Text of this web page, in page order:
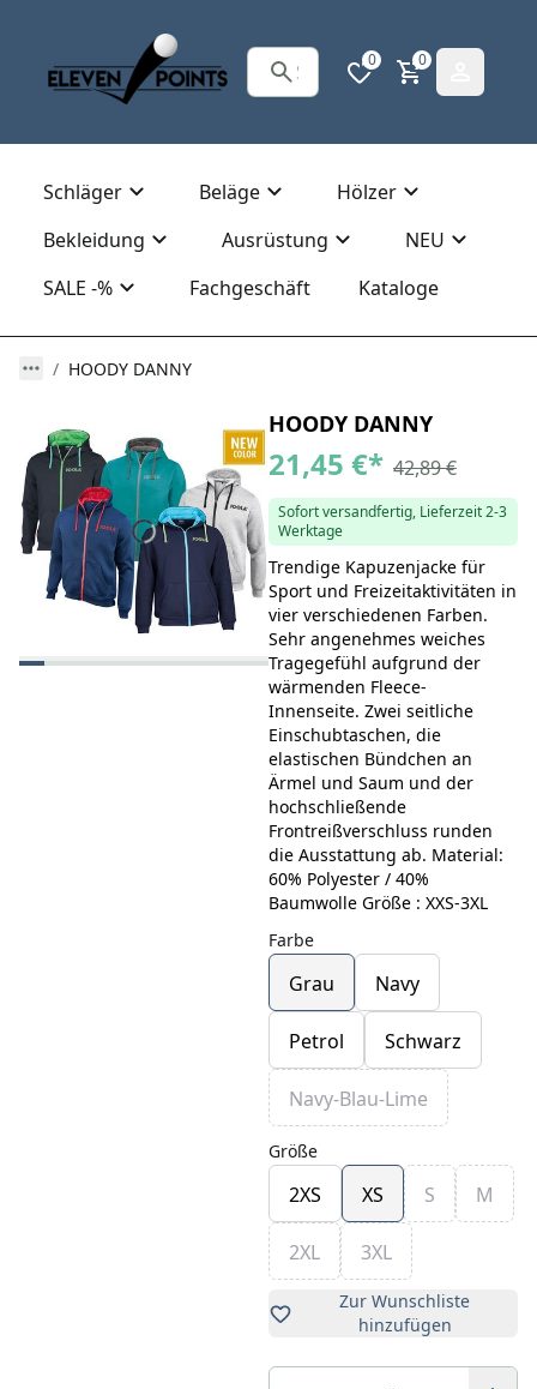
0 0
Schläger Beläge
Hölzer
Bekleidung
Ausrüstung
NEU
SALE -%
Fachgeschäft Kataloge
HOODY DANNY
HOODY DANNY
21,45 €* 42,89 €
Sofort versandfertig, Lieferzeit 2-3
Werktage
Trendige Kapuzenjacke für
Sport und Freizeitaktivitäten in
vier verschiedenen Farben.
Sehr angenehmes weiches
Tragegefühl aufgrund der
wärmenden Fleece-
Innenseite. Zwei seitliche
Einschubtaschen, die
elastischen Bündchen an
Ärmel und Saum und der
hochschließende
Frontreißverschluss runden
die Ausstattung ab. Material:
60% Polyester / 40%
Baumwolle Größe : XXS-3XL
Farbe
Grau Navy
Petrol Schwarz
Navy-Blau-Lime
Größe
2XS XS S M
2XL 3XL
Zur Wunschliste
hinzufügen